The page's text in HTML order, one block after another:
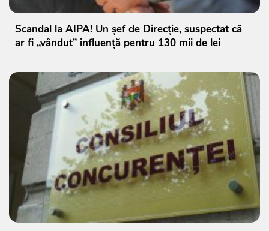
Scandal la AIPA! Un șef de Direcție, suspectat că
ar fi „vândut” influență pentru 130 mii de lei